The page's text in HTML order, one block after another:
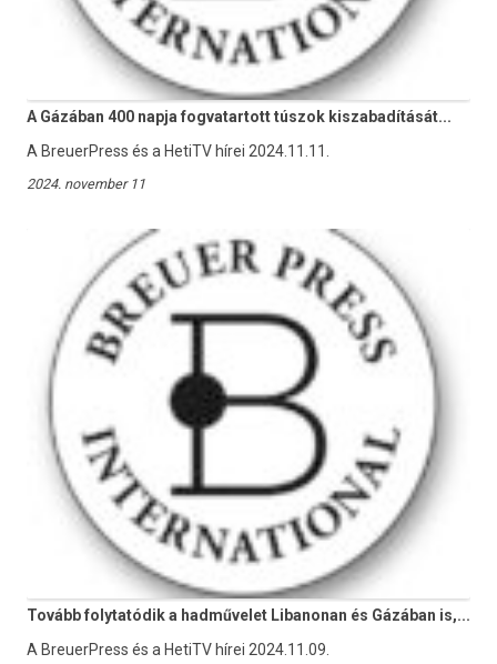
A Gázában 400 napja fogvatartott túszok kiszabadítását...
A BreuerPress és a HetiTV hírei 2024.11.11.
2024. november 11
Tovább folytatódik a hadművelet Libanonan és Gázában is,...
A BreuerPress és a HetiTV hírei 2024.11.09.